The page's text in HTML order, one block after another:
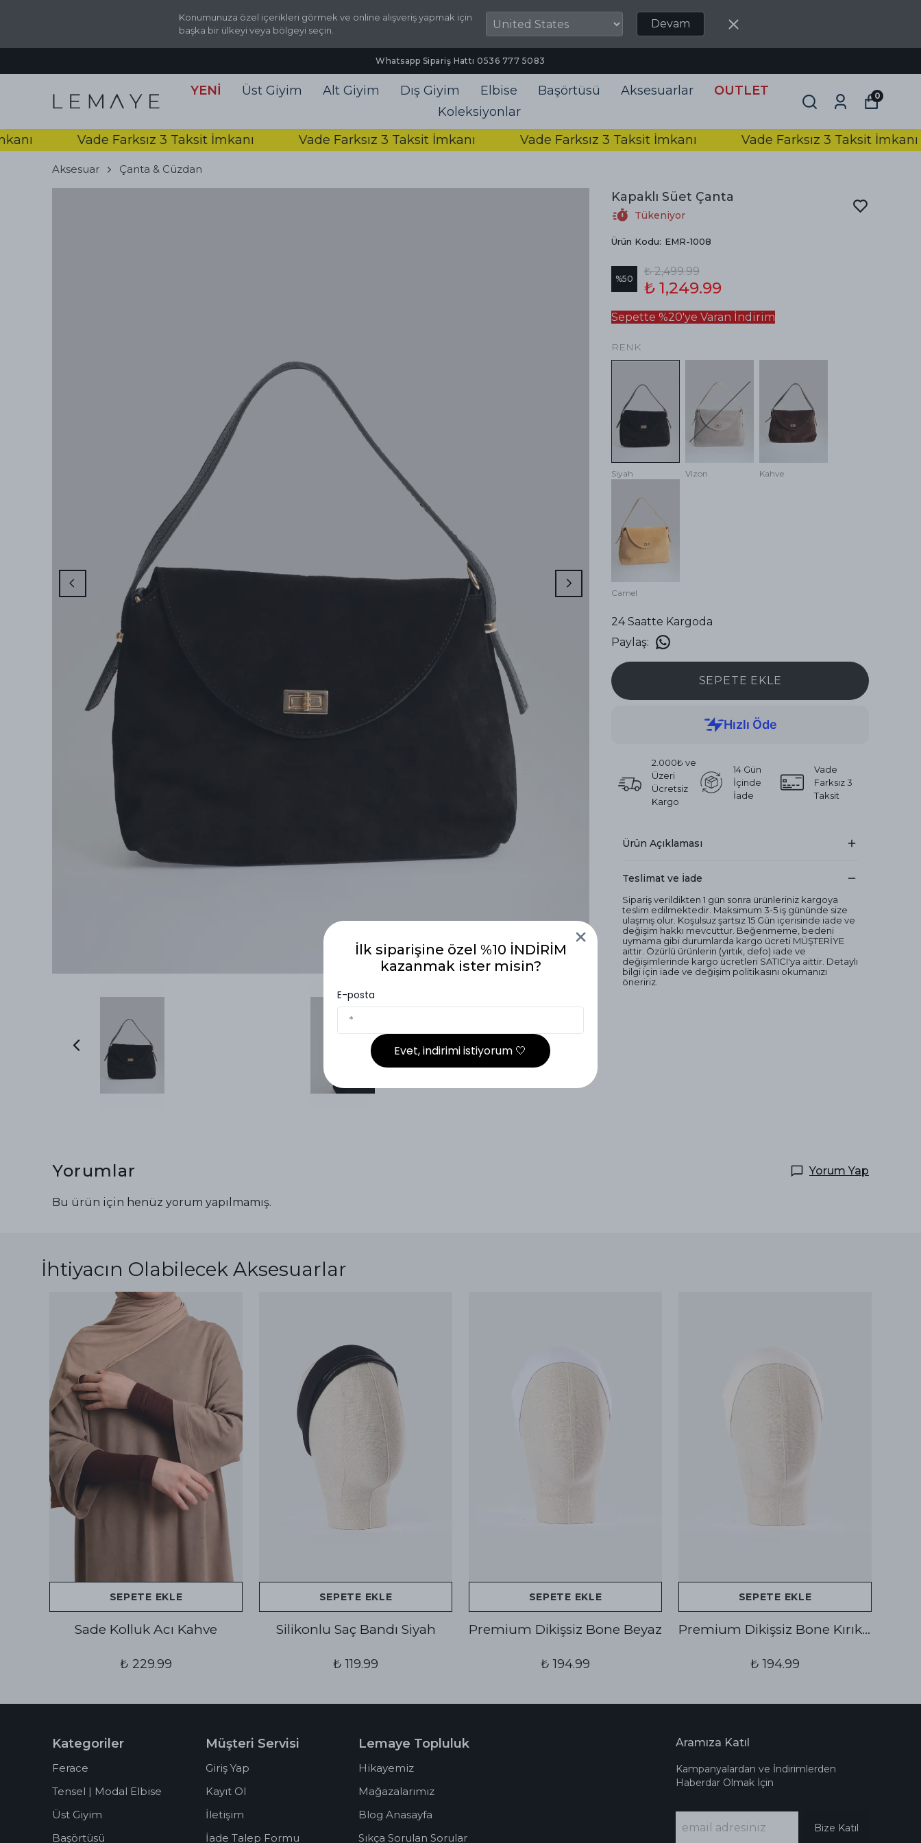
Konumunuza özel içerikleri görmek ve online alışveriş yapmak için
başka bir ülkeyi veya bölgeyi seçin.
Devam
Whatsapp Sipariş Hattı ‪0536 777 5083‬
YENİ Üst Giyim Alt Giyim Dış Giyim Elbise Başörtüsü Aksesuarlar
OUTLET
Koleksiyonlar
0
Vade Farksız 3 Taksit İmkanı Vade Farksız 3 Taksit İmkanı Vade Farksız 3 Taksit İmkanı Vade Farksız 3 Taksit İmkanı
Aksesuar Çanta & Cüzdan
Kapaklı Süet Çanta
Tükeniyor
Ürün Kodu: EMR-1008
%50
₺ 2,499.99
₺ 1,249.99
Sepette %20'ye Varan İndirim
RENK
Siyah Vizon Kahve
Camel
24 Saatte Kargoda
Paylaş:
SEPETE EKLE
2.000₺ ve
Üzeri
Ücretsiz
Kargo
14 Gün
İçinde
İade
Vade
Farksız 3
Taksit
Ürün Açıklaması
Teslimat ve İade
Sipariş verildikten 1 gün sonra ürünleriniz kargoya
teslim edilmektedir. Maksimum 3-5 iş gününde size
ulaşmış olur. Koşulsuz şartsız 15 Gün içerisinde iade ve
değişim hakkı mevcuttur. Beğenmeme, bedeni
uymama gibi durumlarda kargo ücreti MÜŞTERİYE
aittir. Özürlü ürünlerin (yırtık, defo) iade ve
değişimlerinde kargo ücretleri SATICI'ya aittir. Detaylı
bilgi için iade ve değişim politikasını okumanızı
öneririz.
Yorumlar Yorum Yap
Bu ürün için henüz yorum yapılmamış.
İhtiyacın Olabilecek Aksesuarlar
SEPETE EKLE
Sade Kolluk Acı Kahve
₺ 229.99
SEPETE EKLE
Silikonlu Saç Bandı Siyah
₺ 119.99
SEPETE EKLE
Premium Dikişsiz Bone Beyaz
₺ 194.99
SEPETE EKLE
Premium Dikişsiz Bone Kırık Beyaz
₺ 194.99
Kategoriler
Ferace
Tensel | Modal Elbise
Üst Giyim
Başörtüsü
Müşteri Servisi
Giriş Yap
Kayıt Ol
İletişim
İade Talep Formu
Lemaye Topluluk
Hikayemiz
Mağazalarımız
Blog Anasayfa
Sıkça Sorulan Sorular
Aramıza Katıl
Kampanyalardan ve İndirimlerden
Haberdar Olmak İçin
Bize Katıl
İlk siparişine özel %10 İNDİRİM
kazanmak ister misin?
E-posta
Evet, indirimi istiyorum 🤍